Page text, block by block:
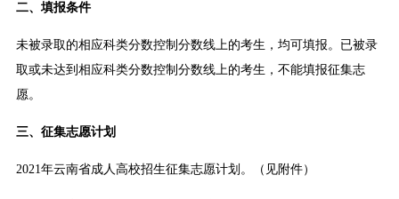
二、填报条件
未被录取的相应科类分数控制分数线上的考生，均可填报。已被录
取或未达到相应科类分数控制分数线上的考生，不能填报征集志
愿。
三、征集志愿计划
2021年云南省成人高校招生征集志愿计划。（见附件）